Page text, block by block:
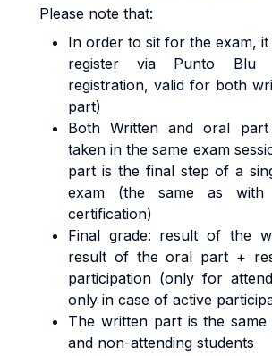
Please note that:
In order to sit for the exam, it
register via Punto Blu
registration, valid for both
part)
Both Written and oral
taken in the same exam
part is the final step of a
exam (the same as with
certification)
Final grade: result of the
result of the oral part +
participation (only for
only in case of active
The written part is the
and non-attending students